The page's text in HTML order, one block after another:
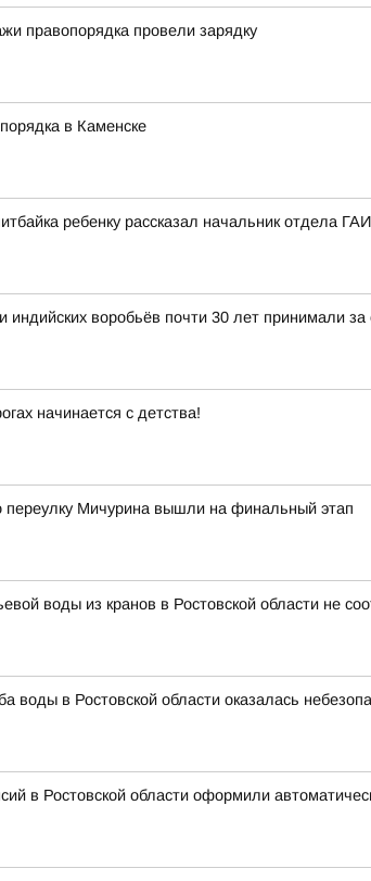
правопорядка провели зарядку
в Каменске
ребенку рассказал начальник отдела
индийских воробьёв почти 30 лет принимали
начинается с детства!
Мичурина вышли на финальный этап
воды из кранов в Ростовской области не
воды в Ростовской области оказалась
в Ростовской области оформили